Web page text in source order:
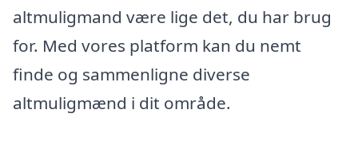
altmuligmand være lige det, du har brug
for. Med vores platform kan du nemt
finde og sammenligne diverse
altmuligmænd i dit område.